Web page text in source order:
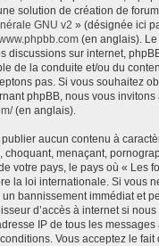
solution de création de
GNU v2 » (désignée ici
(en anglais).
discussions sur internet,
de la conduite et/ou du
pas. Si vous souhaitez
phpBB, nous vous invitons
(en anglais).
aucun contenu à
choquant, menaçant,
votre pays, le pays où « Les
la loi internationale. Si vous
bannissement immédiat et
d’accès à internet si
IP de tous les messages
Vous acceptez le fait